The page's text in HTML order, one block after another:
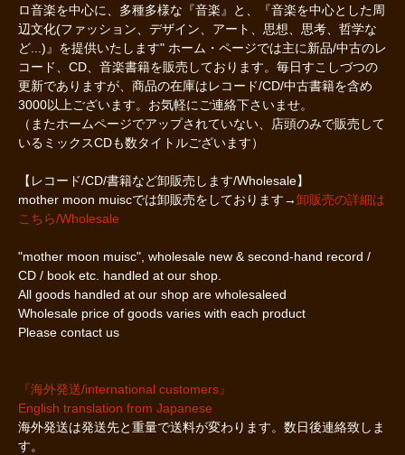
ロ音楽を中心に、多種多様な『音楽』と、『音楽を中心とした周
辺文化(ファッション、デザイン、アート、思想、思考、哲学な
ど...)』を提供いたします" ホーム・ページでは主に新品/中古のレ
コード、CD、音楽書籍を販売しております。毎日すこしづつの
更新でありますが、商品の在庫はレコード/CD/中古書籍を含め
3000以上ございます。お気軽にご連絡下さいませ。
（またホームページでアップされていない、店頭のみで販売して
いるミックスCDも数タイトルございます）
【レコード/CD/書籍など卸販売します/Wholesale】
mother moon muiscでは卸販売をしております→卸販売の詳細は
こちら/Wholesale
"mother moon muisc", wholesale new & second-hand record /
CD / book etc. handled at our shop.
All goods handled at our shop are wholesaleed
Wholesale price of goods varies with each product
Please contact us
『海外発送/international customers』
English translation from Japanese
海外発送は発送先と重量で送料が変わります。数日後連絡致しま
す。